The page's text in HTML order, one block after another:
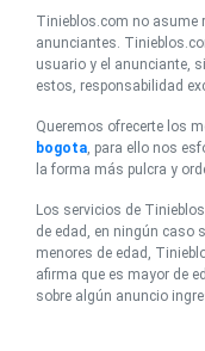
Tinieblos.com no asume
anunciantes.
usuario y el anunciante,
estos, responsabilidad
Queremos ofrecerte los
bogota , para ello nos
la forma más pulcra y
Los servicios de
de edad, en ningún caso
menores de edad,
afirma que es mayor de
sobre algún anuncio